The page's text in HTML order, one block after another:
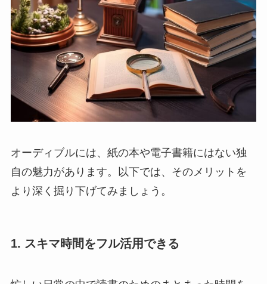
オーディブルには、紙の本や電子書籍にはない独
自の魅力があります。以下では、そのメリットを
より深く掘り下げてみましょう。
1. スキマ時間をフル活用できる